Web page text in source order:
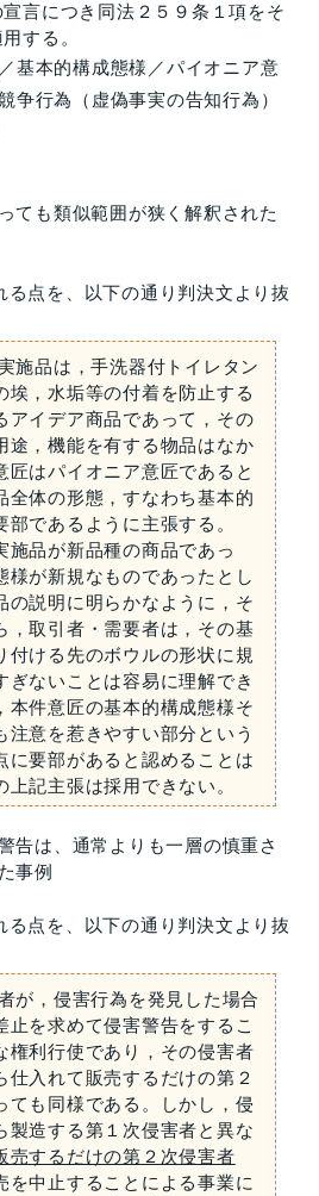
言につき同法２５９条１項をそ
する。
基本的構成態様／パイオニア意
争行為（虚偽事実の告知行為）
ても類似範囲が狭く解釈された
る点を、以下の通り判決文より抜
施品は，手洗器付トイレタン
埃，水垢等の付着を防止する
アイデア商品であって，その
途，機能を有する物品はなか
匠はパイオニア意匠であると
全体の形態，すなわち基本的
部であるように主張する。
施品が新品種の商品であっ
様が新規なものであったとし
の説明に明らかなように，そ
，取引者・需要者は，その基
付ける先のボウルの形状に規
ぎないことは容易に理解でき
本件意匠の基本的構成態様そ
注意を惹きやすい部分という
に要部があると認めることは
記主張は採用できない。
告は、通常よりも一層の慎重さ
事例
る点を、以下の通り判決文より抜
が，侵害行為を発見した場合
止を求めて侵害警告をするこ
権利行使であり，その侵害者
仕入れて販売するだけの第２
ても同様である。しかし，侵
製造する第１次侵害者と異な
売するだけの第２次侵害者
を中止することによる事業に